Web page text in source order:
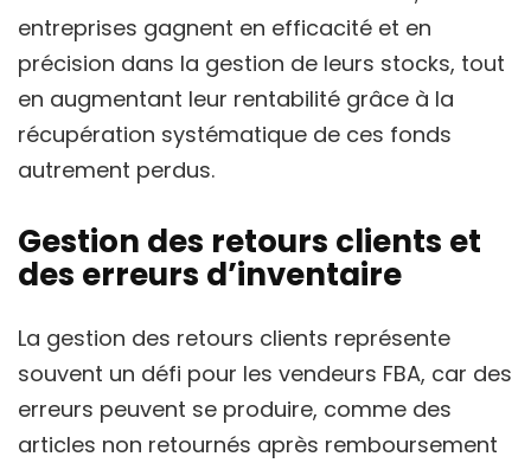
entreprises gagnent en efficacité et en
précision dans la gestion de leurs stocks, tout
en augmentant leur rentabilité grâce à la
récupération systématique de ces fonds
autrement perdus.
Gestion des retours clients et
des erreurs d’inventaire
La gestion des retours clients représente
souvent un défi pour les vendeurs FBA, car des
erreurs peuvent se produire, comme des
articles non retournés après remboursement